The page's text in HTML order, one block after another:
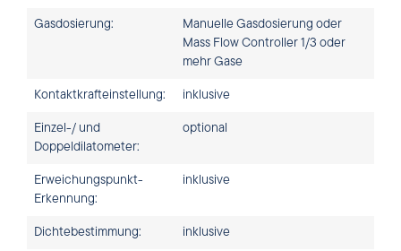
Gasdosierung:
Manuelle Gasdosierung oder
Mass Flow Controller 1/3 oder
mehr Gase
Kontaktkrafteinstellung: inklusive
Einzel-/ und
Doppeldilatometer:
optional
Erweichungspunkt-
Erkennung:
inklusive
Dichtebestimmung: inklusive